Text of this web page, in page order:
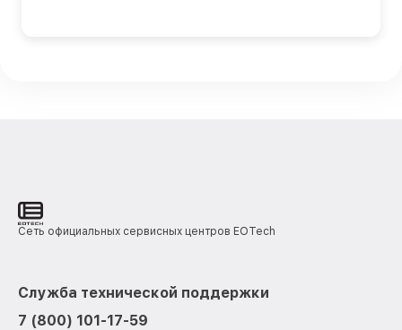
Сеть официальных сервисных центров EOTech
Служба технической поддержки
7 (800) 101-17-59